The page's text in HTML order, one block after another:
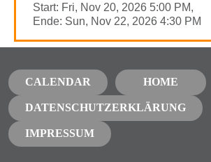
Start: Fri, Nov 20, 2026 5:00 PM,
Ende: Sun, Nov 22, 2026 4:30 PM
CALENDAR HOME
DATENSCHUTZERKLÄRUNG
IMPRESSUM